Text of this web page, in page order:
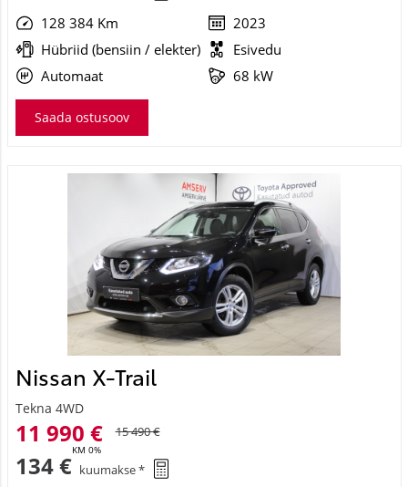
128 384 Km
2023
Hübriid (bensiin / elekter)
Esivedu
Automaat
68 kW
Saada ostusoov
Nissan X-Trail
Tekna 4WD
11 990 €
KM 0%
15 490 €
134 € kuumakse *